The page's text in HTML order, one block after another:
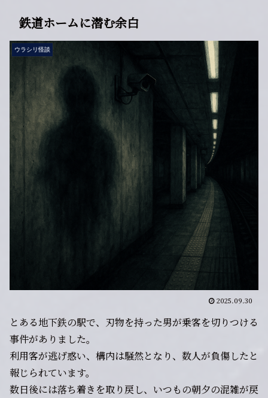
鉄道ホームに潜む余白
ウラシリ怪談
2025.09.30
とある地下鉄の駅で、刃物を持った男が乗客を切りつける
事件がありました。
利用客が逃げ惑い、構内は騒然となり、数人が負傷したと
報じられています。
数日後には落ち着きを取り戻し、いつもの朝夕の混雑が戻